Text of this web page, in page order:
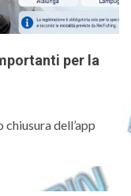
per la
dell’app